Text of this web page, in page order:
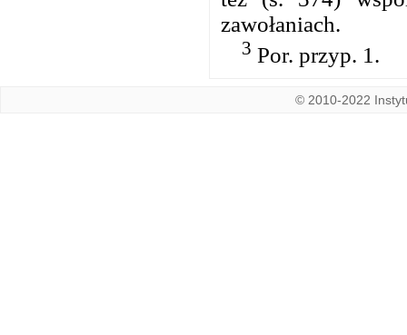
zawołaniach.
3 Por. przyp. 1.
© 2010-2022